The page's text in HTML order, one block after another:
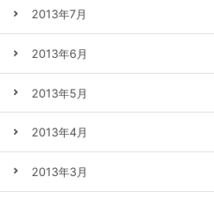
2013年7月
2013年6月
2013年5月
2013年4月
2013年3月